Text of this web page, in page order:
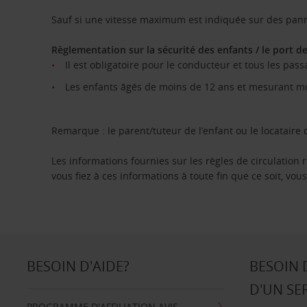
Sauf si une vitesse maximum est indiquée sur des
Règlementation sur la sécurité des enfants / le port
Il est obligatoire pour le conducteur et tous les
Les enfants âgés de moins de 12 ans et mesurant
Remarque : le parent/tuteur de l’enfant ou le
Les informations fournies sur les règles de
vous fiez à ces informations à toute fin que ce soit,
BESOIN D'AIDE?
BESOIN
D'UN